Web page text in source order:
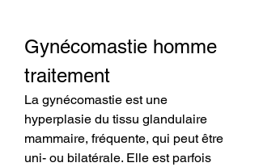
Gynécomastie homme
traitement
La gynécomastie est une
hyperplasie du tissu glandulaire
mammaire, fréquente, qui peut être
uni- ou bilatérale. Elle est parfois